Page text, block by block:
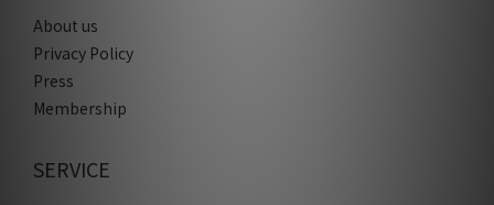
About us
Privacy Policy
Press
Membership
SERVICE